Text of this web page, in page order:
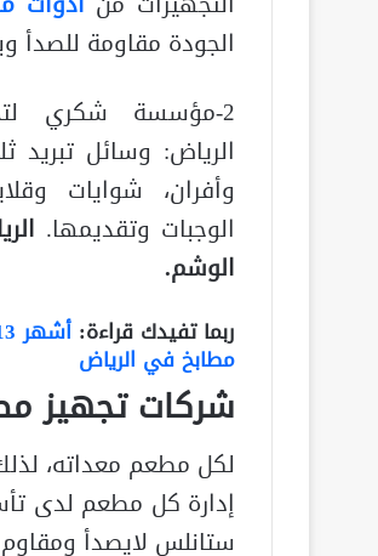
الجودة مقاومة للصدأ
2-مؤسسة شكري
الرياض: وسائل تبريد
وأفران، شوايات
الوجبات وتقديمها.
الوشم.
ربما تفيدك قراءة:
مطابخ في الرياض
شركات تجهيز
لكل مطعم معداته،
إدارة كل مطعم لدى
ستانلس لايصدأ